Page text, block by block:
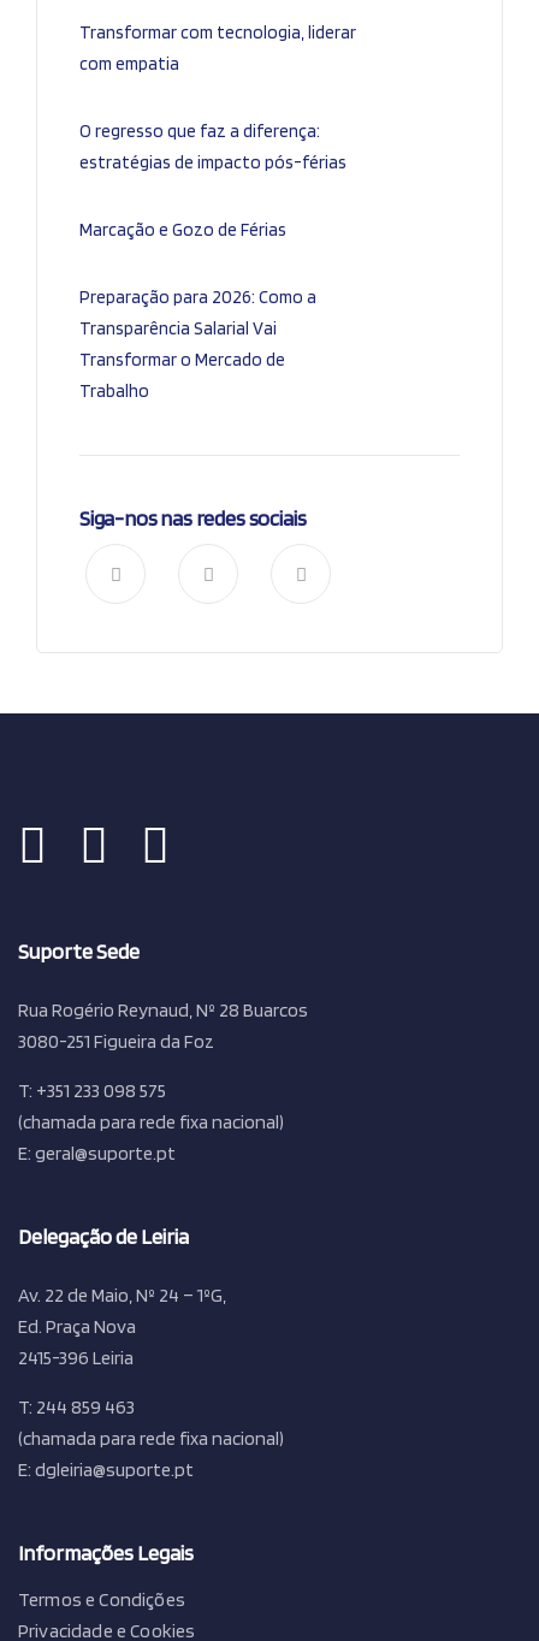
Transformar com tecnologia, liderar
com empatia
O regresso que faz a diferença:
estratégias de impacto pós-férias
Marcação e Gozo de Férias
Preparação para 2026: Como a
Transparência Salarial Vai
Transformar o Mercado de
Trabalho
Siga-nos nas redes sociais
Suporte Sede
Rua Rogério Reynaud, Nº 28 Buarcos
3080-251 Figueira da Foz
T: +351 233 098 575
(chamada para rede fixa nacional)
E: geral@suporte.pt
Delegação de Leiria
Av. 22 de Maio, Nº 24 – 1ºG,
Ed. Praça Nova
2415-396 Leiria
T: 244 859 463
(chamada para rede fixa nacional)
E: dgleiria@suporte.pt
Informações Legais
Termos e Condições
Privacidade e Cookies